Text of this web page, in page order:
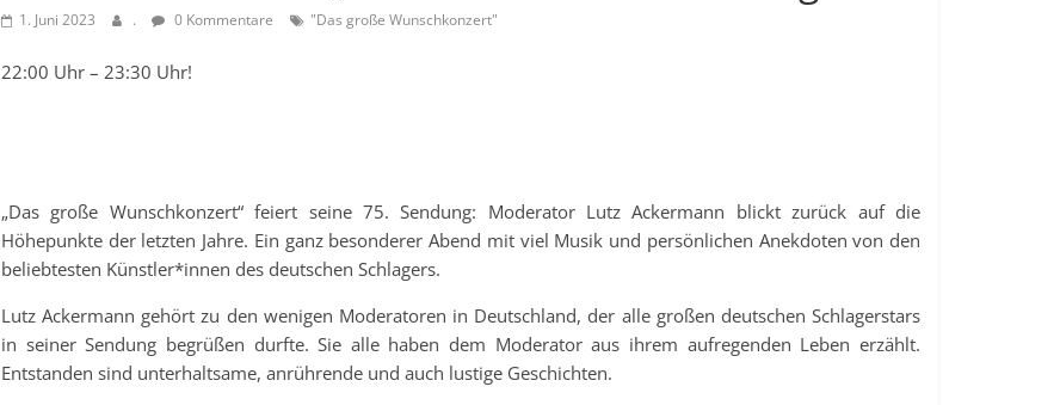
1. Juni 2023 . 0 Kommentare "Das große Wunschkonzert"
22:00 Uhr – 23:30 Uhr!
„Das große Wunschkonzert“ feiert seine 75. Sendung: Moderator Lutz Ackermann blickt zurück auf die
Höhepunkte der letzten Jahre. Ein ganz besonderer Abend mit viel Musik und persönlichen Anekdoten von den
beliebtesten Künstler*innen des deutschen Schlagers.
Lutz Ackermann gehört zu den wenigen Moderatoren in Deutschland, der alle großen deutschen Schlagerstars
in seiner Sendung begrüßen durfte. Sie alle haben dem Moderator aus ihrem aufregenden Leben erzählt.
Entstanden sind unterhaltsame, anrührende und auch lustige Geschichten.